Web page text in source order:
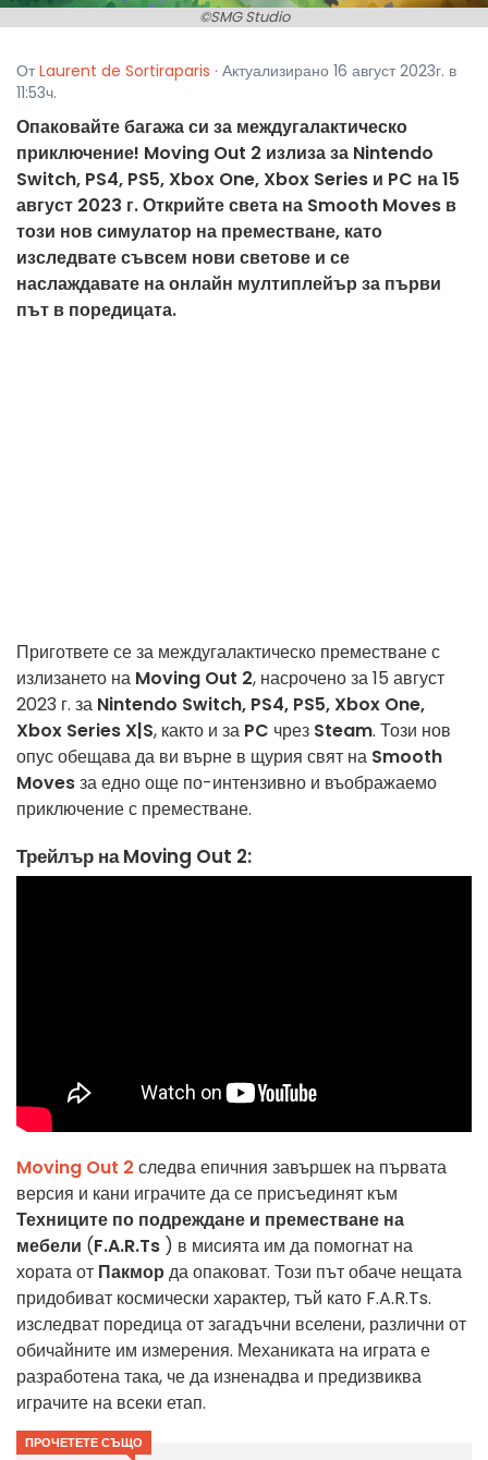
©SMG Studio
От Laurent de Sortiraparis · Актуализирано 16 август 2023г. в
11:53ч.
Опаковайте багажа си за междугалактическо
приключение! Moving Out 2 излиза за Nintendo
Switch, PS4, PS5, Xbox One, Xbox Series и PC на 15
август 2023 г. Открийте света на Smooth Moves в
този нов симулатор на преместване, като
изследвате съвсем нови светове и се
наслаждавате на онлайн мултиплейър за първи
път в поредицата.
Пригответе се за междугалактическо преместванес
излизането на Moving Out 2, насрочено за15 август
2023 г. за Nintendo Switch, PS4, PS5, Xbox One,
Xbox Series X|S, както и за PC чрез Steam. Този нов
опус обещава да ви върне в щурия свят на Smooth
Movesза едно още по-интензивно и въображаемо
приключение с преместване.
Трейлър на Moving Out 2:
Moving Out 2 следва епичния завършек на първата
версия и кани играчите да се присъединят към
Техниците по подреждане и преместване на
мебели (F.A.R.Ts ) в мисията им да помогнат на
хората от Пакмор да опаковат. Този път обаче нещата
придобиват космически характер, тъй като F.A.R.Ts.
изследват поредица от загадъчни вселени, различни от
обичайните им измерения. Механиката на играта е
разработена така, че да изненадва и предизвиква
играчите на всеки етап.
ПРОЧЕТЕТЕ СЪЩО